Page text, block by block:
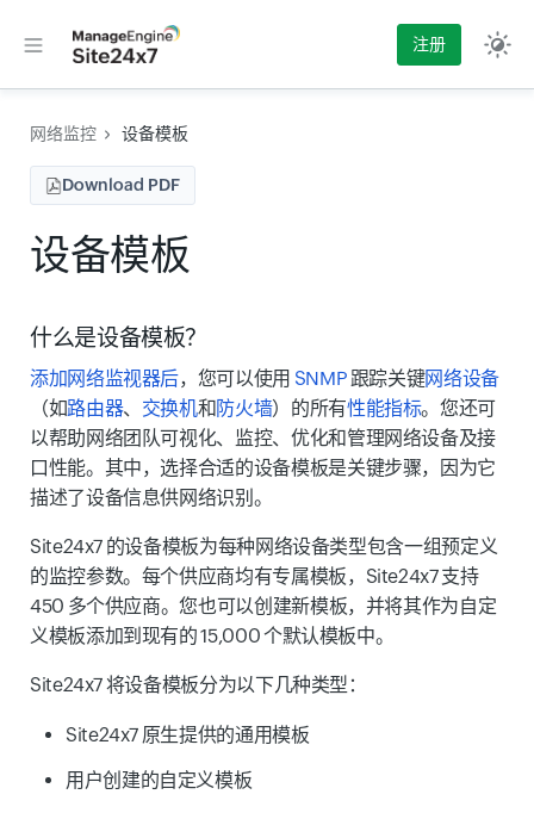
注册
网络监控 设备模板
Download PDF
设备模板
什么是设备模板？
添加网络监视器后，您可以使用 SNMP 跟踪关键网络设备
（如路由器、 交换机和防火墙）的所有性能指标。您还可
以帮助网络团队可视化、监控、优化和管理网络设备及接
口性能。其中，选择合适的设备模板是关键步骤，因为它
描述了设备信息供网络识别。
Site24x7 的设备模板为每种网络设备类型包含一组预定义
的监控参数。每个供应商均有专属模板，Site24x7 支持
450 多个供应商。您也可以创建新模板，并将其作为自定
义模板添加到现有的 15,000 个默认模板中。
Site24x7 将设备模板分为以下几种类型：
Site24x7 原生提供的通用模板
用户创建的自定义模板